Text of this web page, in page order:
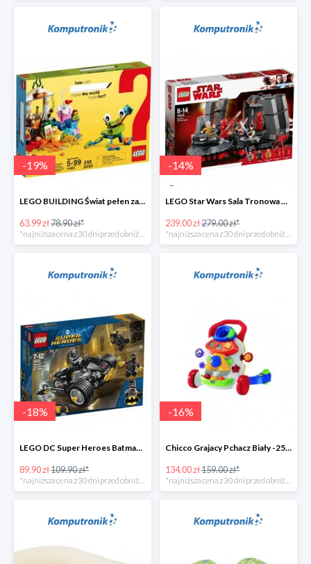
-19%
LEGO BUILDING Świat pełen zabawy
63.99 zł78.90 zł*
*najniższa cena z 30 dni przed obniżką
-14%
LEGO Star Wars Sala Tronowa Snoke'a -39%
239.00 zł279.00 zł*
*najniższa cena z 30 dni przed obniżką
-18%
LEGO DC Super Heroes Batman: atak Szponów -20zł
89.90 zł109.90 zł*
-16%
Chicco Grajacy Pchacz Biały -25zł
134.00 zł159.00 zł*